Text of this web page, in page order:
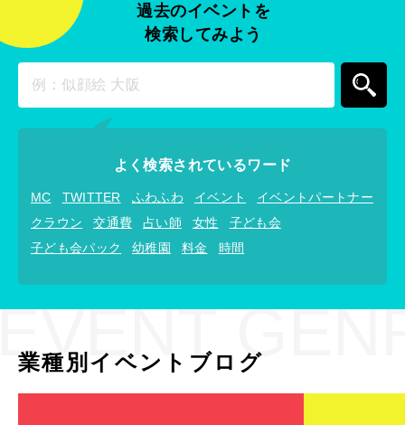
過去のイベントを
検索してみよう
よく検索されているワード
MC TWITTER ふわふわ イベント
イベントパートナー
クラウン
交通費 占い師 女性
子ども会
子ども会パック
幼稚園 料金 時間
業種別イベントブログ